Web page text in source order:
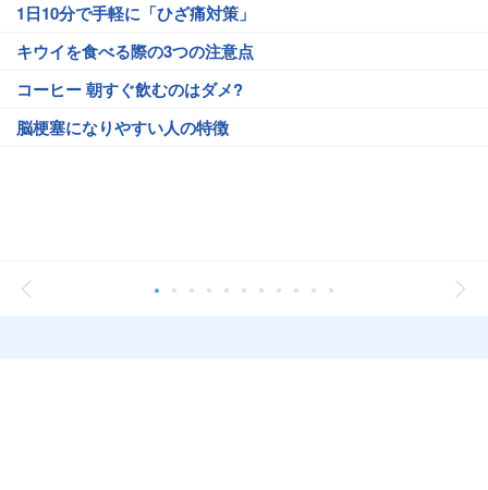
1日10分で手軽に「ひざ痛対策」
キウイを食べる際の3つの注意点
コーヒー 朝すぐ飲むのはダメ?
脳梗塞になりやすい人の特徴